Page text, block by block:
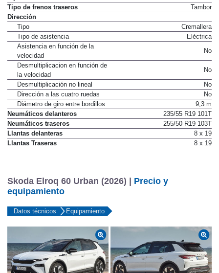
Tipo de frenos traseros
Tambor
Dirección
Tipo
Cremallera
Tipo de asistencia
Eléctrica
Asistencia en función de la
velocidad
No
Desmultiplicacion en función de
la velocidad
No
Desmultiplicación no lineal
No
Dirección a las cuatro ruedas
No
Diámetro de giro entre bordillos
9,3 m
Neumáticos delanteros
235/55 R19 101T
Neumáticos traseros
255/50 R19 103T
Llantas delanteras
8 x 19
Llantas Traseras
8 x 19
Skoda Elroq 60 Urban (2026) | Precio y
equipamiento
Datos técnicos Equipamiento